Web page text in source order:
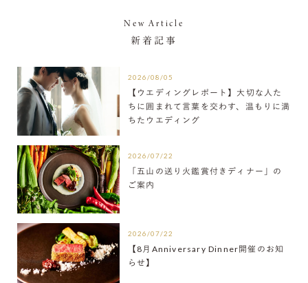
New Article
新着記事
2026/08/05
【ウエディングレポート】大切な人た
ちに囲まれて言葉を交わす、温もりに満
ちたウエディング
2026/07/22
「五山の送り火鑑賞付きディナー」の
ご案内
2026/07/22
【8月Anniversary Dinner開催のお知
らせ】